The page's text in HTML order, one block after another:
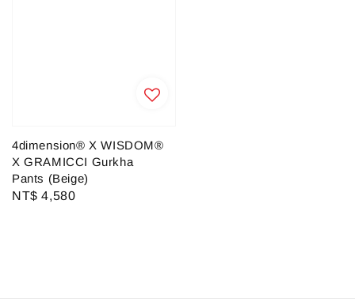
4dimension® X WISDOM®
X GRAMICCI Gurkha
Pants (Beige)
Regular
NT$ 4,580